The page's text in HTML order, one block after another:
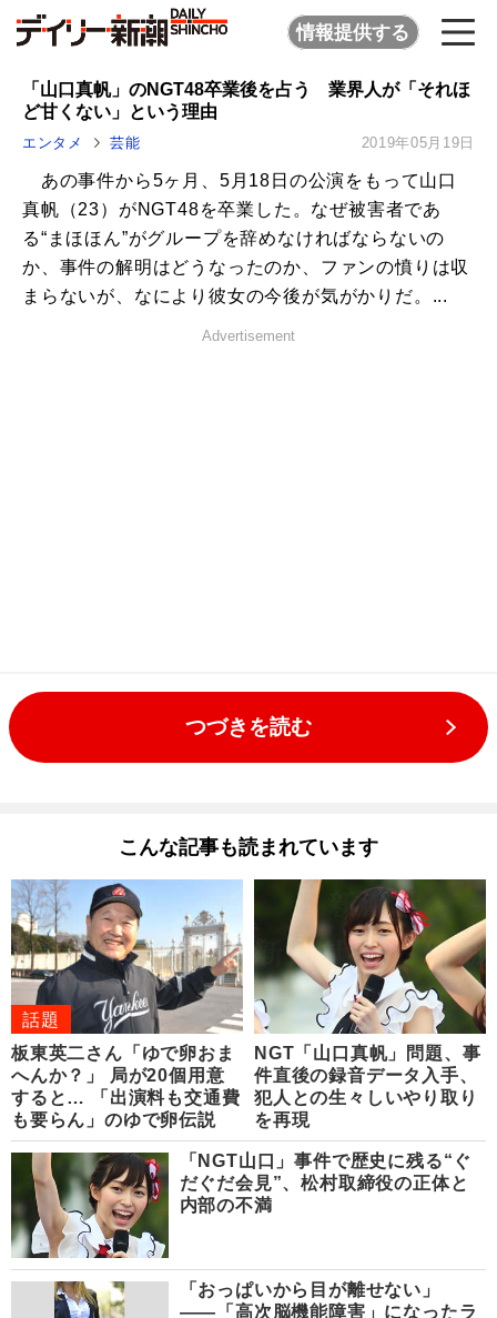
情報提供する
「山口真帆」のNGT48卒業後を占う 業界人が「それほ
ど甘くない」という理由
エンタメ 芸能 2019年05月19日
あの事件から5ヶ月、5月18日の公演をもって山口
真帆（23）がNGT48を卒業した。なぜ被害者であ
る“まほほん”がグループを辞めなければならないの
か、事件の解明はどうなったのか、ファンの憤りは収
まらないが、なにより彼女の今後が気がかりだ。...
Advertisement
つづきを読む
こんな記事も読まれています
話題
板東英二さん「ゆで卵おま
へんか？」 局が20個用意
すると… 「出演料も交通費
も要らん」のゆで卵伝説
NGT「山口真帆」問題、事
件直後の録音データ入手、
犯人との生々しいやり取り
を再現
「NGT山口」事件で歴史に残る“ぐ
だぐだ会見”、松村取締役の正体と
内部の不満
「おっぱいから目が離せない」
――「高次脳機能障害」になったラ